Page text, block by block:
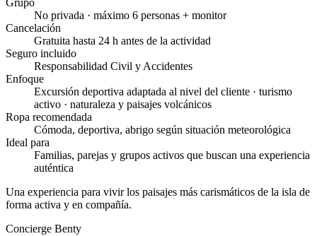
Grupo
No privada · máximo 6 personas + monitor
Cancelación
Gratuita hasta 24 h antes de la actividad
Seguro incluido
Responsabilidad Civil y Accidentes
Enfoque
Excursión deportiva adaptada al nivel del cliente · turismo
activo · naturaleza y paisajes volcánicos
Ropa recomendada
Cómoda, deportiva, abrigo según situación meteorológica
Ideal para
Familias, parejas y grupos activos que buscan una experiencia
auténtica
Una experiencia para vivir los paisajes más carismáticos de la isla de
forma activa y en compañía.
Concierge Benty